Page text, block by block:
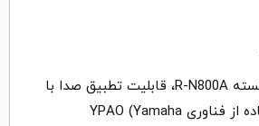
یکی از ویژگی‌های برجسته R-N800A، قابلیت تطبیق صدا با
محیط است. با استفاده از فناوری YPAO (Yamaha